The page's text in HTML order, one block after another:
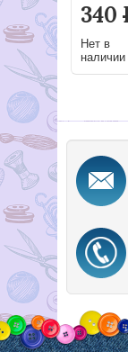
340
Нет в
наличии